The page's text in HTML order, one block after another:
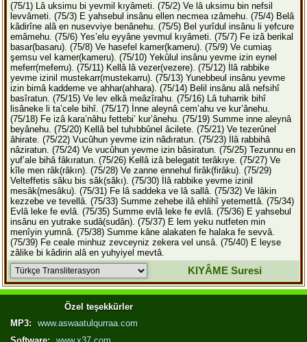
(75/1) Lâ uksimu bi yevmil kıyâmeti. (75/2) Ve lâ uksimu bin nefsil
levvâmeti. (75/3) E yahsebul insânu ellen necmea ızâmehu. (75/4) Belâ
kâdirîne alâ en nusevviye benânehu. (75/5) Bel yurîdul insânu li yefcure
emâmehu. (75/6) Yes’elu eyyâne yevmul kıyâmeti. (75/7) Fe izâ berikal
basar(basaru). (75/8) Ve hasefel kamer(kameru). (75/9) Ve cumiaş
şemsu vel kamer(kameru). (75/10) Yekûlul insânu yevme izin eynel
meferr(meferru). (75/11) Kellâ lâ vezer(vezere). (75/12) İlâ rabbike
yevme izinil mustekarr(mustekarru). (75/13) Yunebbeul insânu yevme
izin bimâ kaddeme ve ahhar(ahhara). (75/14) Belil insânu alâ nefsihî
basîratun. (75/15) Ve lev elkâ meâzîrahu. (75/16) Lâ tuharrik bihî
lisâneke li ta’cele bihî. (75/17) İnne aleynâ cem’ahu ve kur’ânehu.
(75/18) Fe izâ kara’nâhu fettebi’ kur’ânehu. (75/19) Summe inne aleynâ
beyânehu. (75/20) Kellâ bel tuhıbbûnel âcilete. (75/21) Ve tezerûnel
âhirate. (75/22) Vucûhun yevme izin nâdıratun. (75/23) İlâ rabbihâ
nâziratun. (75/24) Ve vucûhun yevme izin bâsiratun. (75/25) Tezunnu en
yuf’ale bihâ fâkıratun. (75/26) Kellâ izâ belegatit terâkıye. (75/27) Ve
kîle men râk(râkın). (75/28) Ve zanne ennehul firâk(firâku). (75/29)
Velteffetis sâku bis sâk(sâkı). (75/30) İlâ rabbike yevme izinil
mesâk(mesâku). (75/31) Fe lâ saddeka ve lâ sallâ. (75/32) Ve lâkin
kezzebe ve tevellâ. (75/33) Summe zehebe ilâ ehlihî yetemettâ. (75/34)
Evlâ leke fe evlâ. (75/35) Summe evlâ leke fe evlâ. (75/36) E yahsebul
insânu en yutrake sudâ(sudân). (75/37) E lem yeku nutfeten min
menîyin yumnâ. (75/38) Summe kâne alakaten fe halaka fe sevvâ.
(75/39) Fe ceale minhuz zevceyniz zekera vel unsâ. (75/40) E leyse
zâlike bi kâdirin alâ en yuhyiyel mevtâ.
KIYÂME Suresi
Özel teşekkürler
MP3:
www.aswaatulqurraa.com